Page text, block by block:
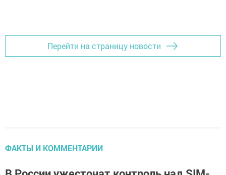
Перейти на страницу новости
ФАКТЫ И КОММЕНТАРИИ